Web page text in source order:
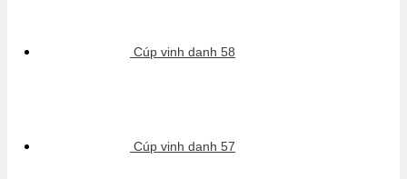
Cúp vinh danh 58
Cúp vinh danh 57